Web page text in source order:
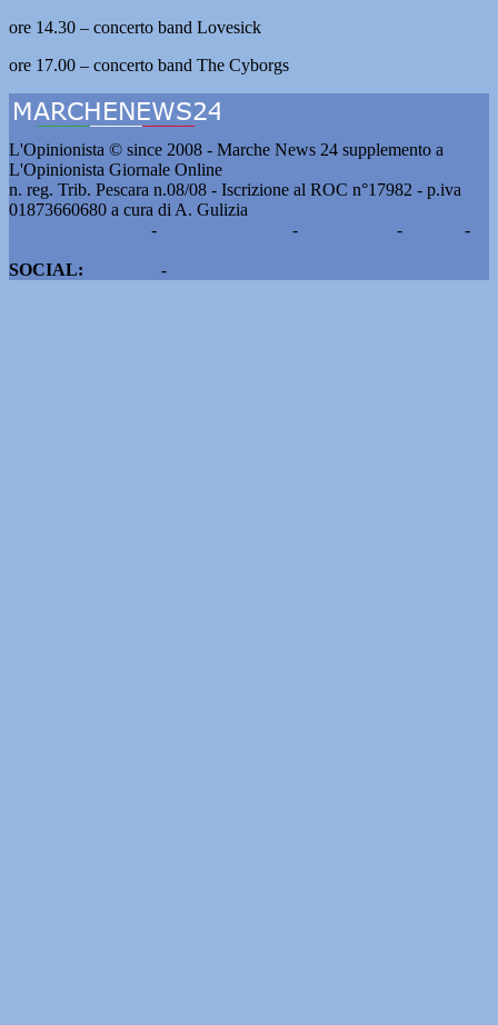
ore 14.30 – concerto band Lovesick
ore 17.00 – concerto band The Cyborgs
L'Opinionista © since 2008 - Marche News 24 supplemento a
L'Opinionista Giornale Online
n. reg. Trib. Pescara n.08/08 - Iscrizione al ROC n°17982 - p.iva
01873660680 a cura di A. Gulizia
- - -
-
SOCIAL:
-